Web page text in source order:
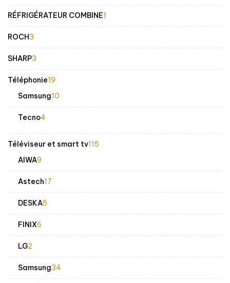
produits
RÉFRIGÉRATEUR COMBINE1
produit
ROCH3
produits
SHARP3
produits
Téléphonie19
Samsung10
produits
Tecno4
Téléviseur et smart tv115
AIWA9
produits
Astech17
produits
DESKA5
produits
FINIX6
produits
LG2
produits
Samsung34
produits